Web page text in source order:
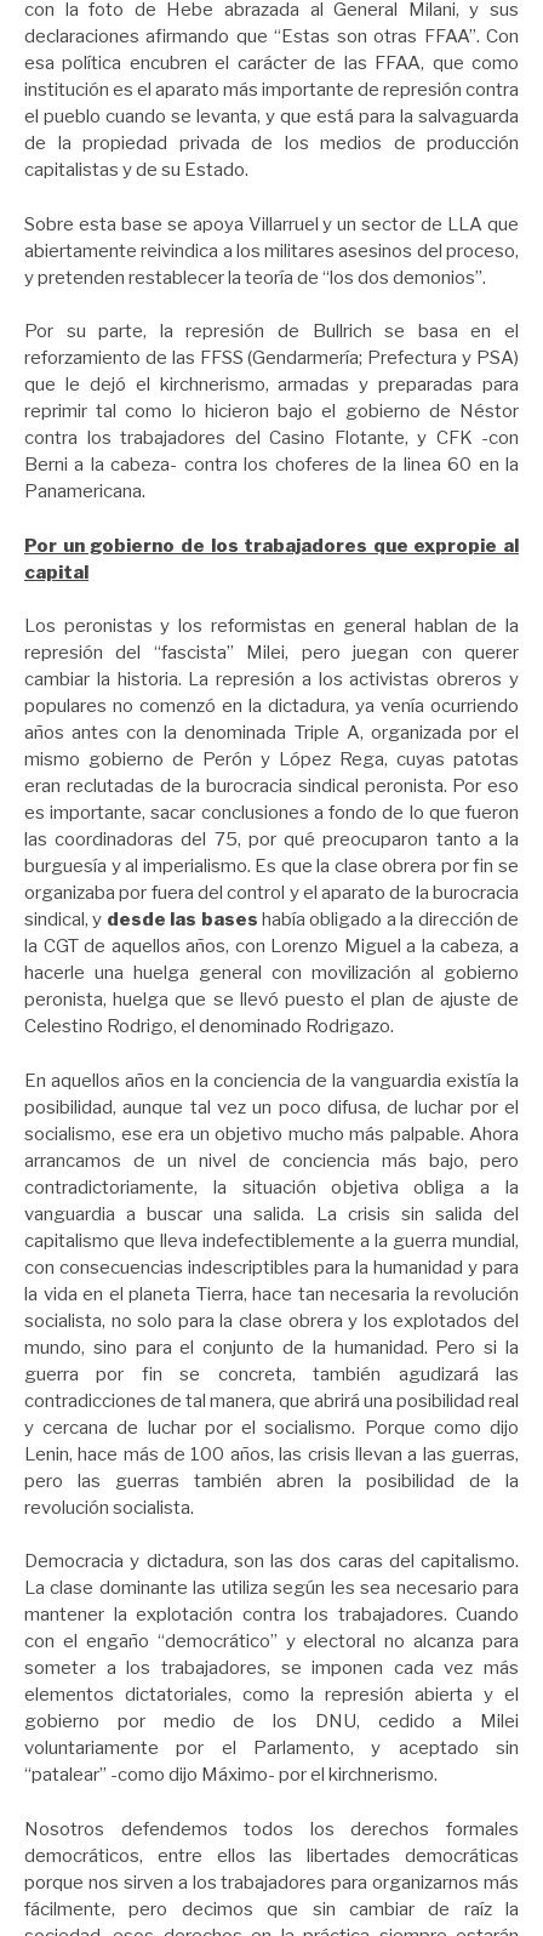
con la foto de Hebe abrazada al General Milani, y sus
declaraciones afirmando que “Estas son otras FFAA”. Con
esa política encubren el carácter de las FFAA, que como
institución es el aparato más importante de represión contra
el pueblo cuando se levanta, y que está para la salvaguarda
de la propiedad privada de los medios de producción
capitalistas y de su Estado.
Sobre esta base se apoya Villarruel y un sector de LLA que
abiertamente reivindica a los militares asesinos del proceso,
y pretenden restablecer la teoría de “los dos demonios”.
Por su parte, la represión de Bullrich se basa en el
reforzamiento de las FFSS (Gendarmería; Prefectura y PSA)
que le dejó el kirchnerismo, armadas y preparadas para
reprimir tal como lo hicieron bajo el gobierno de Néstor
contra los trabajadores del Casino Flotante, y CFK -con
Berni a la cabeza- contra los choferes de la linea 60 en la
Panamericana.
Por un gobierno de los trabajadores que expropie al
capital
Los peronistas y los reformistas en general hablan de la
represión del “fascista” Milei, pero juegan con querer
cambiar la historia. La represión a los activistas obreros y
populares no comenzó en la dictadura, ya venía ocurriendo
años antes con la denominada Triple A, organizada por el
mismo gobierno de Perón y López Rega, cuyas patotas
eran reclutadas de la burocracia sindical peronista. Por eso
es importante, sacar conclusiones a fondo de lo que fueron
las coordinadoras del 75, por qué preocuparon tanto a la
burguesía y al imperialismo. Es que la clase obrera por fin se
organizaba por fuera del control y el aparato de la burocracia
sindical, y desde las bases había obligado a la dirección de
la CGT de aquellos años, con Lorenzo Miguel a la cabeza, a
hacerle una huelga general con movilización al gobierno
peronista, huelga que se llevó puesto el plan de ajuste de
Celestino Rodrigo, el denominado Rodrigazo.
En aquellos años en la conciencia de la vanguardia existía la
posibilidad, aunque tal vez un poco difusa, de luchar por el
socialismo, ese era un objetivo mucho más palpable. Ahora
arrancamos de un nivel de conciencia más bajo, pero
contradictoriamente, la situación objetiva obliga a la
vanguardia a buscar una salida. La crisis sin salida del
capitalismo que lleva indefectiblemente a la guerra mundial,
con consecuencias indescriptibles para la humanidad y para
la vida en el planeta Tierra, hace tan necesaria la revolución
socialista, no solo para la clase obrera y los explotados del
mundo, sino para el conjunto de la humanidad. Pero si la
guerra por fin se concreta, también agudizará las
contradicciones de tal manera, que abrirá una posibilidad real
y cercana de luchar por el socialismo. Porque como dijo
Lenin, hace más de 100 años, las crisis llevan a las guerras,
pero las guerras también abren la posibilidad de la
revolución socialista.
Democracia y dictadura, son las dos caras del capitalismo.
La clase dominante las utiliza según les sea necesario para
mantener la explotación contra los trabajadores. Cuando
con el engaño “democrático” y electoral no alcanza para
someter a los trabajadores, se imponen cada vez más
elementos dictatoriales, como la represión abierta y el
gobierno por medio de los DNU, cedido a Milei
voluntariamente por el Parlamento, y aceptado sin
“patalear” -como dijo Máximo- por el kirchnerismo.
Nosotros defendemos todos los derechos formales
democráticos, entre ellos las libertades democráticas
porque nos sirven a los trabajadores para organizarnos más
fácilmente, pero decimos que sin cambiar de raíz la